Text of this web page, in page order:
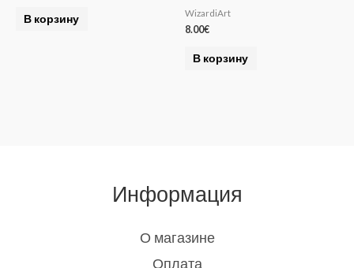
В корзину WizardiArt
8.00€
В корзину
Информация
О магазине
Оплата